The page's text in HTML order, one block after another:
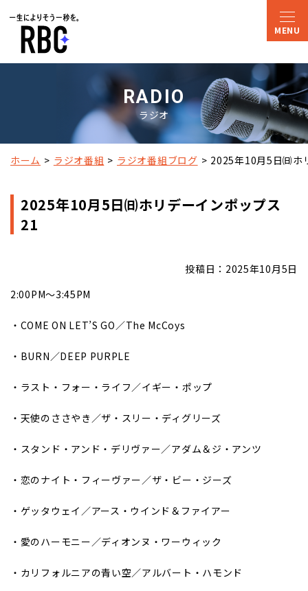
RADIO
ラジオ
ホーム ラジオ番組 ラジオ番組ブログ 2025年10月5日㈰ホ
2025年10月5日㈰ホリデーインポップス
21
投稿日：2025年10月5日
2:00PM～3:45PM
・COME ON LET’S GO／The McCoys
・BURN／DEEP PURPLE
・ラスト・フォー・ライフ／イギー・ポップ
・天使のささやき／ザ・スリー・ディグリーズ
・スタンド・アンド・デリヴァー／アダム＆ジ・アンツ
・恋のナイト・フィーヴァー／ザ・ビー・ジーズ
・ゲッタウェイ／アース・ウインド＆ファイアー
・愛のハーモニー／ディオンヌ・ワーウィック
・カリフォルニアの青い空／アルバート・ハモンド